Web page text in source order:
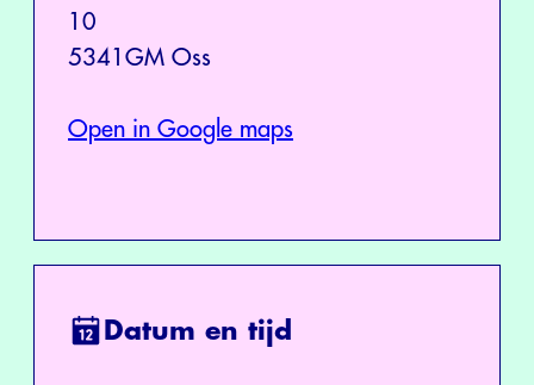
10
5341GM Oss
Open in Google maps
Datum en tijd